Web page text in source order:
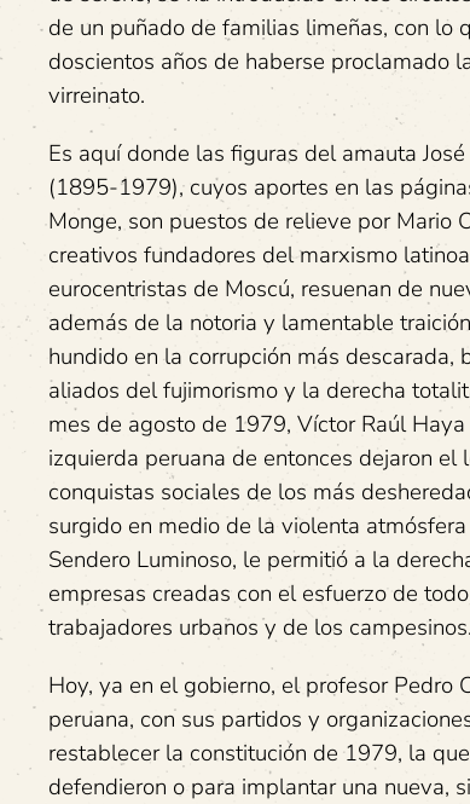
de un puñado de familias limeñas, con lo
doscientos años de haberse proclamado
virreinato.
Es aquí donde las figuras del amauta
(1895-1979), cuyos aportes en las
Monge, son puestos de relieve por Mario
creativos fundadores del marxismo
eurocentristas de Moscú, resuenan de
además de la notoria y lamentable
hundido en la corrupción más
aliados del fujimorismo y la derecha
mes de agosto de 1979, Víctor Raúl
izquierda peruana de entonces dejaron
conquistas sociales de los más
surgido en medio de la violenta
Sendero Luminoso, le permitió a la
empresas creadas con el esfuerzo de
trabajadores urbanos y de los campesinos.
Hoy, ya en el gobierno, el profesor Pedro
peruana, con sus partidos y
restablecer la constitución de 1979, la
defendieron o para implantar una nueva,